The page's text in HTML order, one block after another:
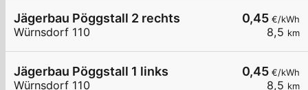
0,45 €/kWh
8,5 km
Jägerbau Pöggstall 2 rechts
Würnsdorf 110
0,45 €/kWh
8,5 km
Jägerbau Pöggstall 1 links
Würnsdorf 110